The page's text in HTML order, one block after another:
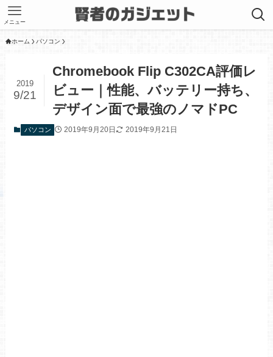
メニュー
ホーム パソコン
Chromebook Flip C302CA評価レ
ビュー｜性能、バッテリー持ち、
デザイン面で最強のノマドPC
2019
9/21
パソコン 2019年9月20日 2019年9月21日